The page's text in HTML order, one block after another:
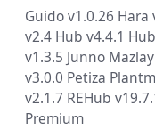
Guido v1.0.26 Hara
v2.4 Hub v4.4.1
v1.3.5 Junno Mazlay
v3.0.0 Petiza
v2.1.7 REHub
Premium